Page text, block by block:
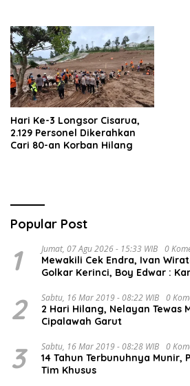
Hari Ke-3 Longsor Cisarua,
2.129 Personel Dikerahkan
Cari 80-an Korban Hilang
Popular Post
1 Jumat, 07 Agu 2026 - 15:33 WIB 0
Mewakili Cek Endra, Ivan
Golkar Kerinci, Boy Edwar :
2 Sabtu, 16 Mar 2019 - 08:22 WIB 0
2 Hari Hilang, Nelayan Tewas
Cipalawah Garut
3 Sabtu, 16 Mar 2019 - 08:28 WIB 0
14 Tahun Terbunuhnya Munir,
Tim Khusus